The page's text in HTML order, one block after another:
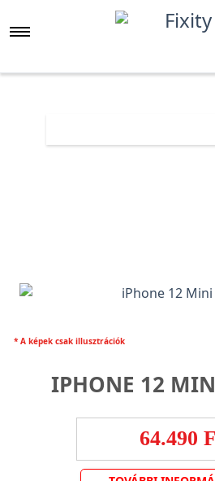
* A képek csak illusztrációk
IPHONE 12
64.490